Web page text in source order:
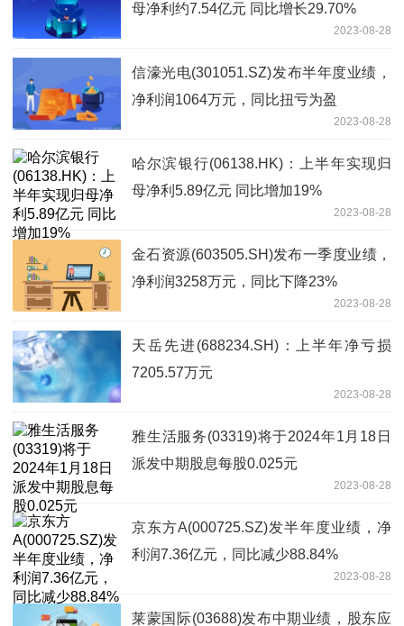
母净利约7.54亿元 同比增长29.70%
2023-08-28
信濠光电(301051.SZ)发布半年度业绩，
净利润1064万元，同比扭亏为盈
2023-08-28
哈尔滨银行(06138.HK)：上半年实现归
母净利5.89亿元 同比增加19%
2023-08-28
金石资源(603505.SH)发布一季度业绩，
净利润3258万元，同比下降23%
2023-08-28
天岳先进(688234.SH)：上半年净亏损
7205.57万元
2023-08-28
雅生活服务(03319)将于2024年1月18日
派发中期股息每股0.025元
2023-08-28
京东方A(000725.SZ)发半年度业绩，净
利润7.36亿元，同比减少88.84%
2023-08-28
莱蒙国际(03688)发布中期业绩，股东应